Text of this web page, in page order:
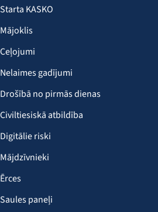
Starta KASKO
Mājoklis
Ceļojumi
Nelaimes gadījumi
Drošībā no pirmās dienas
Civiltiesiskā atbildība
Digitālie riski
Mājdzīvnieki
Ērces
Saules paneļi